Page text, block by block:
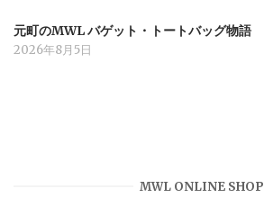
元町のMWL バゲット・トートバッグ物語
2026年8月5日
MWL ONLINE SHOP